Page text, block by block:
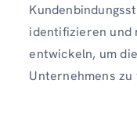
identifizieren und
entwickeln, um
Unternehmens